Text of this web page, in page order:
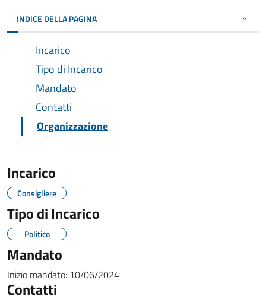
INDICE DELLA PAGINA
Incarico
Tipo di Incarico
Mandato
Contatti
Organizzazione
Incarico
Consigliere
Tipo di Incarico
Politico
Mandato
Inizio mandato: 10/06/2024
Contatti